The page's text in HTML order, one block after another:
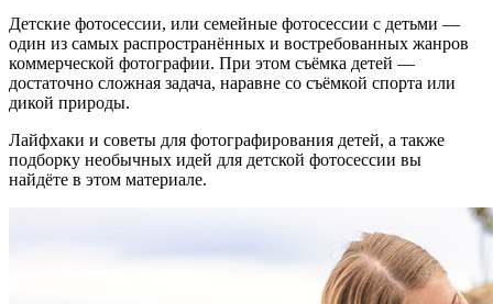
Детские фотосессии, или семейные фотосессии с детьми —
один из самых распространённых и востребованных жанров
коммерческой фотографии. При этом съёмка детей —
достаточно сложная задача, наравне со съёмкой спорта или
дикой природы.
Лайфхаки и советы для фотографирования детей, а также
подборку необычных идей для детской фотосессии вы
найдёте в этом материале.